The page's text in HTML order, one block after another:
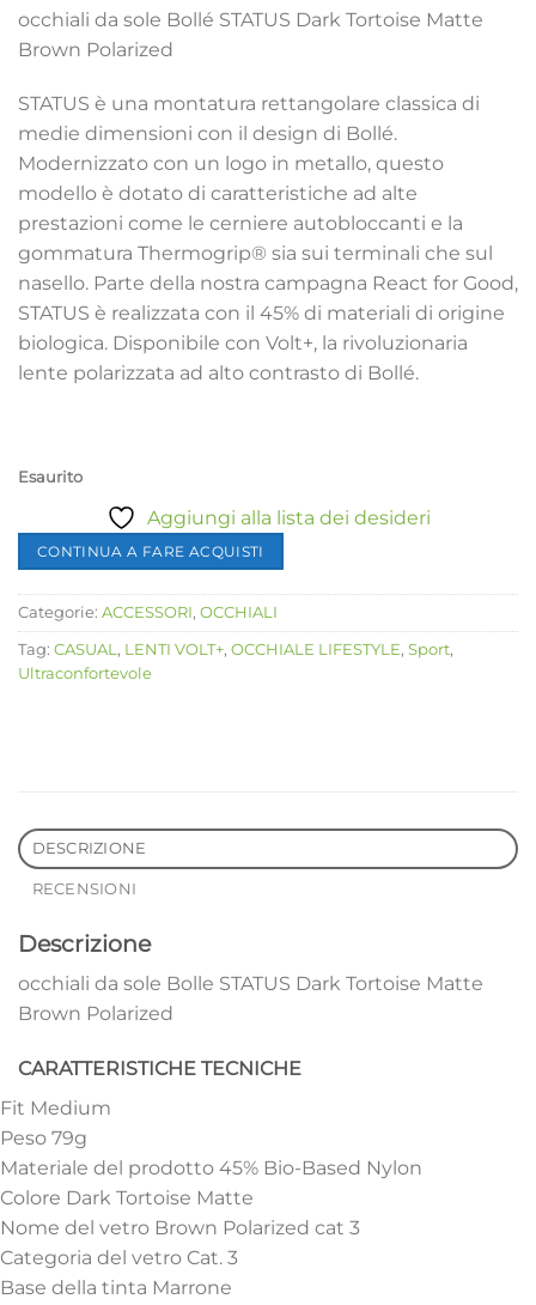
occhiali da sole Bollé STATUS Dark Tortoise Matte
Brown Polarized
STATUS è una montatura rettangolare classica di
medie dimensioni con il design di Bollé.
Modernizzato con un logo in metallo, questo
modello è dotato di caratteristiche ad alte
prestazioni come le cerniere autobloccanti e la
gommatura Thermogrip® sia sui terminali che sul
nasello. Parte della nostra campagna React for Good,
STATUS è realizzata con il 45% di materiali di origine
biologica. Disponibile con Volt+, la rivoluzionaria
lente polarizzata ad alto contrasto di Bollé.
Esaurito
Aggiungi alla lista dei desideri
CONTINUA A FARE ACQUISTI
Categorie: ACCESSORI, OCCHIALI
Tag: CASUAL , LENTI VOLT+, OCCHIALE LIFESTYLE, Sport,
Ultraconfortevole
DESCRIZIONE
RECENSIONI
Descrizione
occhiali da sole Bolle STATUS Dark Tortoise Matte
Brown Polarized
CARATTERISTICHE TECNICHE
Fit Medium
Peso 79g
Materiale del prodotto 45% Bio-Based Nylon
Colore Dark Tortoise Matte
Nome del vetro Brown Polarized cat 3
Categoria del vetro Cat. 3
Base della tinta Marrone